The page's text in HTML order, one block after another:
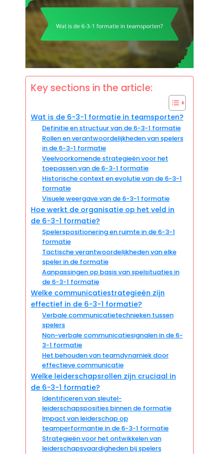
Key sections in the article:
Wat is de 6-3-1 formatie in teamsporten?
Definitie en structuur van de 6-3-1 formatie
Rollen en verantwoordelijkheden van spelers
in de 6-3-1 formatie
Veelvoorkomende strategieën voor het
toepassen van de 6-3-1 formatie
Historische context en evolutie van de 6-3-1
formatie
Visuele weergave van de 6-3-1 formatie
Hoe werkt de organisatie op het veld in
de 6-3-1 formatie?
Spelerspositionering en ruimte in de 6-3-1
formatie
Tactische verantwoordelijkheden van elke
speler in de formatie
Aanpassingen op basis van spelsituaties in
de 6-3-1 formatie
Welke communicatiestrategieën zijn
effectief in de 6-3-1 formatie?
Verbale communicatietechnieken tussen
spelers
Non-verbale communicatiesignalen in de 6-
3-1 formatie
Het behouden van teamdynamiek door
effectieve communicatie
Welke leiderschapsrollen zijn cruciaal in
de 6-3-1 formatie?
Identificeren van sleutel-
leiderschapsposities binnen de formatie
Impact van leiderschap op
teamperformantie in de 6-3-1 formatie
Strategieën voor het ontwikkelen van
leiderschapsvaardigheden bij spelers